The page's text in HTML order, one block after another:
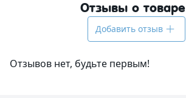
Отзывы о товаре
Добавить отзыв
Отзывов нет, будьте первым!